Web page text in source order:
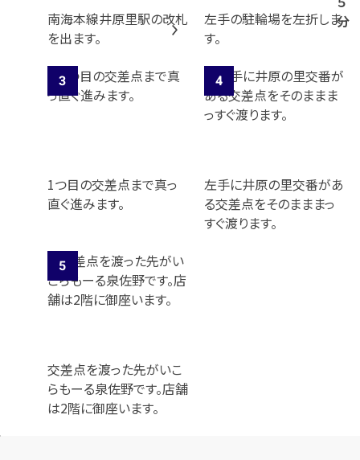
分
南海本線井原里駅の改札
を出ます。
左手の駐輪場を左折しま
す。
1つ目の交差点まで真っ
直ぐ進みます。
左手に井原の里交番があ
る交差点をそのまままっ
すぐ渡ります。
交差点を渡った先がいこ
らもーる泉佐野です。店舗
は2階に御座います。